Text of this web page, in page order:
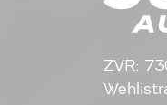
ZVR: